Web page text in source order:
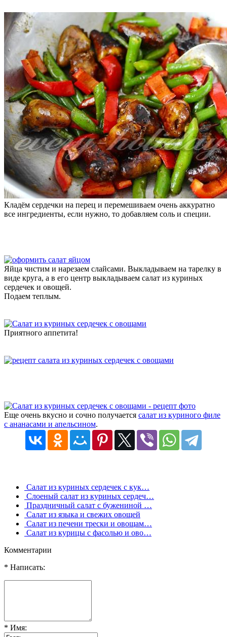
Кладём сердечки на перец и перемешиваем очень аккуратно
все ингредиенты, если нужно, то добавляем соль и специи.
Яйца чистим и нарезаем слайсами. Выкладываем на тарелку в
виде круга, а в его центр выкладываем салат из куриных
сердечек и овощей.
Подаем теплым.
Приятного аппетита!
Еще очень вкусно и сочно получается салат из куриного филе
с ананасами и апельсином.
Салат из куриных сердечек с кук…
Слоеный салат из куриных сердеч…
Праздничный салат с бужениной …
Салат из языка и свежих овощей
Салат из печени трески и овощам…
Салат из курицы с фасолью и ово…
Комментарии
* Написать:
* Имя: